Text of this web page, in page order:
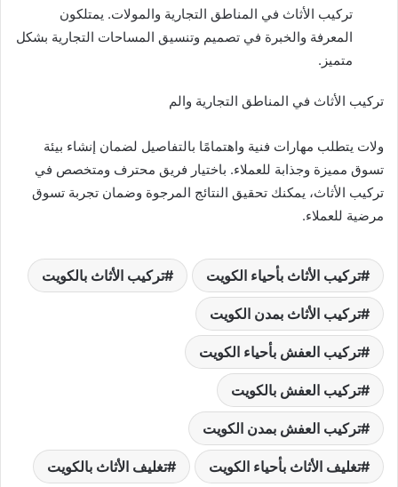
تركيب الأثاث في المناطق التجارية والمولات. يمتلكون
المعرفة والخبرة في تصميم وتنسيق المساحات التجارية بشكل
متميز.
تركيب الأثاث في المناطق التجارية والم
ولات يتطلب مهارات فنية واهتمامًا بالتفاصيل لضمان إنشاء بيئة
تسوق مميزة وجذابة للعملاء. باختيار فريق محترف ومتخصص في
تركيب الأثاث، يمكنك تحقيق النتائج المرجوة وضمان تجربة تسوق
مرضية للعملاء.
تركيب الأثاث بأحياء الكويت تركيب الأثاث بالكويت
تركيب الأثاث بمدن الكويت
تركيب العفش بأحياء الكويت
تركيب العفش بالكويت
تركيب العفش بمدن الكويت
تغليف الأثاث بأحياء الكويت تغليف الأثاث بالكويت